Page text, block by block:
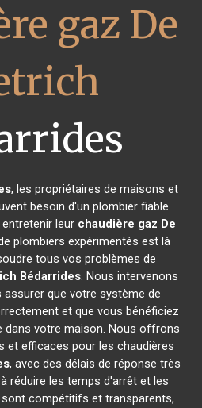
gaz De
, les propriétaires de maisons et
besoin d'un plombier fiable
leur chaudière gaz De
plombiers expérimentés est là
tous vos problèmes de
Bédarrides. Nous intervenons
que votre système de
et que vous bénéficiez
dans votre maison. Nous offrons
et efficaces pour les chaudières
, avec des délais de réponse très
réduire les temps d'arrêt et les
compétitifs et transparents,